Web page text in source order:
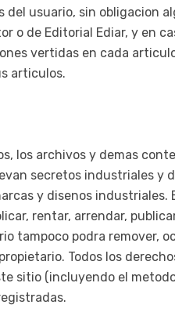
usuario, sin obligacion
o de Editorial Ediar, y en
vertidas en cada
articulos.
los archivos y demas
secretos industriales y
y disenos industriales.
rentar, arrendar,
tampoco podra remover,
Todos los
sitio (incluyendo el